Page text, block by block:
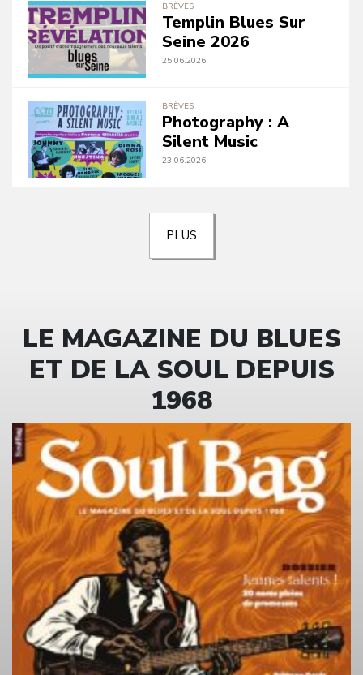
BRÈVES
Templin Blues Sur
Seine 2026
25.06.2026
BRÈVES
Photography : A
Silent Music
23.06.2026
PLUS
LE MAGAZINE DU BLUES
ET DE LA SOUL DEPUIS
1968